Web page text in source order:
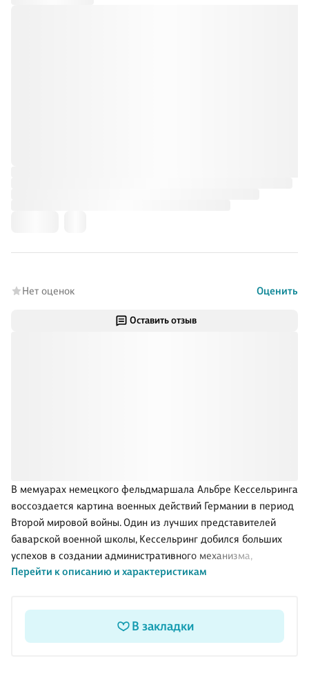
Оставить отзыв
В мемуарах немецкого фельдмаршала Альбре Кессельринга
воссоздается картина военных действий Германии в период
Второй мировой войны. Один из лучших представителей
баварской военной школы, Кессельринг добился больших
успехов в создании административного механизма,
позволившего рейхсверу с блеском начать войну. Он смог
войск с воздуха. Командовавший воздушными флотами в
четырех наиболее крупных кампаниях, выдающийся
Перейти к описанию и характеристикам
Нет оценок Оценить
В закладки